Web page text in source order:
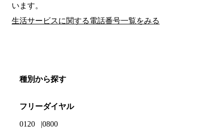
います。
生活サービスに関する電話番号一覧をみる
種別から探す
フリーダイヤル
0120 0800